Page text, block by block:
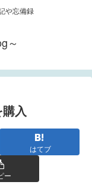
や忘備録
～
入
はてブ
ー